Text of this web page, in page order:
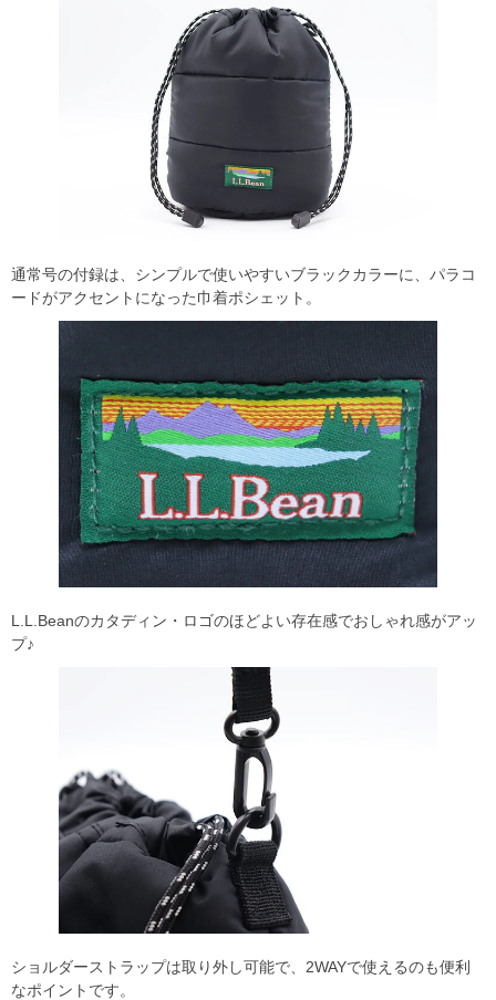
通常号の付録は、シンプルで使いやすいブラックカラーに、パラコ
ードがアクセントになった巾着ポシェット。
L.L.Beanのカタディン・ロゴのほどよい存在感でおしゃれ感がアッ
プ♪
ショルダーストラップは取り外し可能で、2WAYで使えるのも便利
なポイントです。